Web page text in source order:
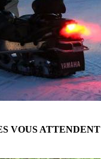
VOUS ATTENDENT